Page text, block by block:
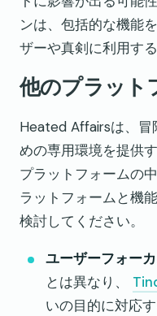
ンは、包括的な機能
ザーや真剣に利用す
他のプラット
Heated Affairsは、冒
めの専用環境を提供
プラットフォームの
ラットフォームと機
検討してください。
ユーザーフォー
とは異なり、
いの目的に対応